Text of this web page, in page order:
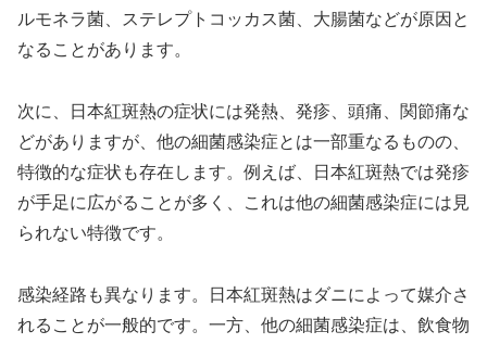
ルモネラ菌、ステレプトコッカス菌、大腸菌などが原因と
なることがあります。
次に、日本紅斑熱の症状には発熱、発疹、頭痛、関節痛な
どがありますが、他の細菌感染症とは一部重なるものの、
特徴的な症状も存在します。例えば、日本紅斑熱では発疹
が手足に広がることが多く、これは他の細菌感染症には見
られない特徴です。
感染経路も異なります。日本紅斑熱はダニによって媒介さ
れることが一般的です。一方、他の細菌感染症は、飲食物